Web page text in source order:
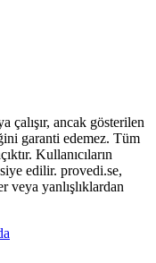
çalışır, ancak gösterilen
garanti edemez. Tüm
Kullanıcıların
edilir. provedi.se,
veya yanlışlıklardan